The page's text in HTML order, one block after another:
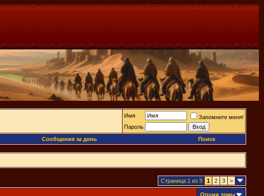
Имя
Запомните меня!
Пароль
Сообщения за день Поиск
Страница 1 из 3 1 2 3 >
Опции темы